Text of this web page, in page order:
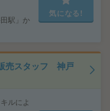
駅」か
気になる!
売スタッフ 神戸
ルによ